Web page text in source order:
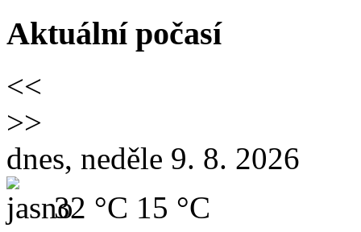
Aktuální počasí
<<
>>
dnes, neděle 9. 8. 2026
32 °C 15 °C